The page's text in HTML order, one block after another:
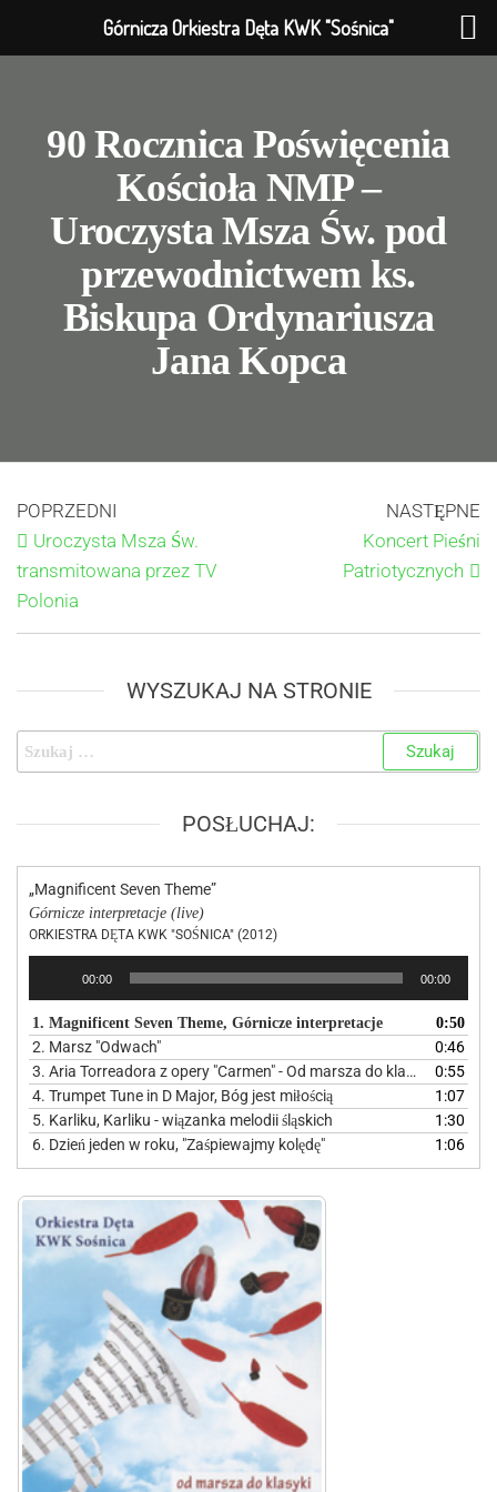
90 Rocznica Poświęcenia
Kościoła NMP –
Uroczysta Msza Św. pod
przewodnictwem ks.
Biskupa Ordynariusza
Jana Kopca
POPRZEDNI
Uroczysta Msza Św.
transmitowana przez TV
Polonia
NASTĘPNE
Koncert Pieśni
Patriotycznych
WYSZUKAJ NA STRONIE
POSŁUCHAJ:
„Magnificent Seven Theme”
Górnicze interpretacje (live)
ORKIESTRA DĘTA KWK "SOŚNICA" (2012)
00:00 00:00
1. Magnificent Seven Theme, Górnicze interpretacje 0:50
2. Marsz "Odwach"
0:46
3. Aria Torreadora z opery "Carmen" - Od marsza do klasyki
0:55
4. Trumpet Tune in D Major, Bóg jest miłością
1:07
5. Karliku, Karliku - wiązanka melodii śląskich
1:30
6. Dzień jeden w roku, "Zaśpiewajmy kolędę"
1:06
Górnicza Orkiestra Dęta KWK "Sośnica"